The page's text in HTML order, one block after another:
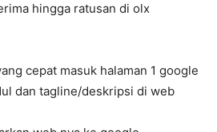
hingga ratusan di olx
cepat masuk halaman 1 google
dan tagline/deskripsi di web